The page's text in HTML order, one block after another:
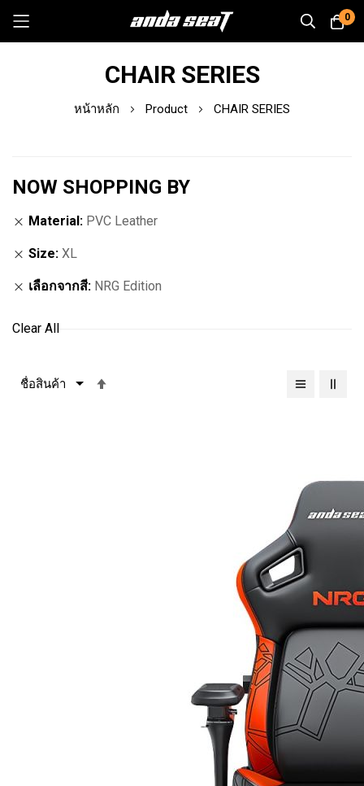
0
CHAIR SERIES
หน้าหลัก Product CHAIR SERIES
NOW SHOPPING BY
Material PVC Leather
Size XL
เลือกจากสี NRG Edition
Clear All